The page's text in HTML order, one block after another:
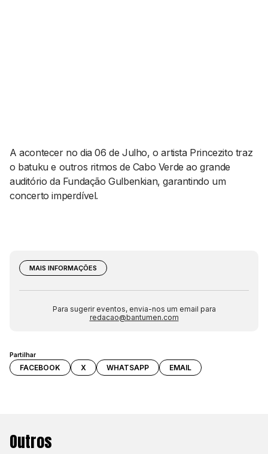
GERAL@BANTUMEN.COM
WHATSAPP
+351 912 127 577
Partilhar
FACEBOOK X WHATSAPP EMAIL
A acontecer no dia 06 de Julho, o artista Princezito traz
o batuku e outros ritmos de Cabo Verde ao grande
auditório da Fundação Gulbenkian, garantindo um
concerto imperdível.
MAIS INFORMAÇÕES
Para sugerir eventos, envia-nos um email para
redacao@bantumen.com
Outros